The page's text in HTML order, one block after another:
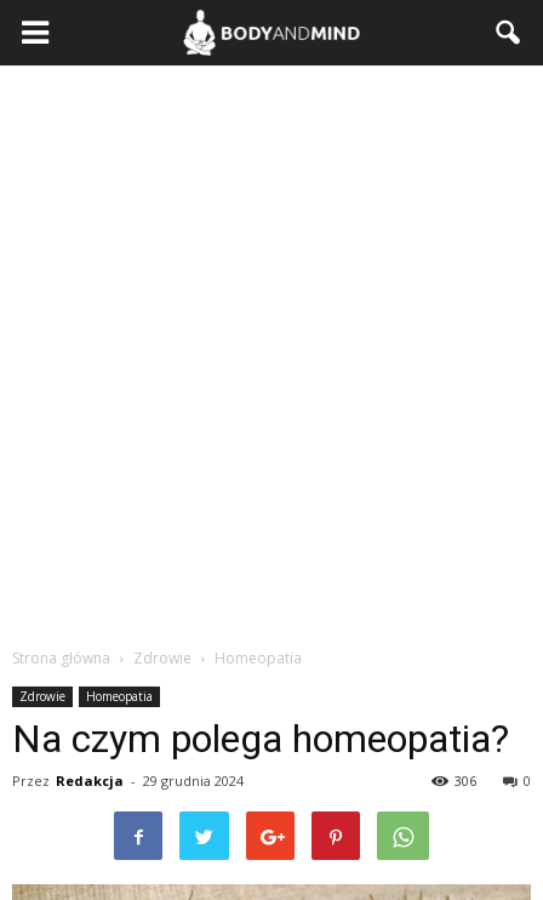
BodyAndMind.pl
Strona główna Zdrowie Homeopatia
Zdrowie Homeopatia
Na czym polega homeopatia?
Przez Redakcja - 29 grudnia 2024 0
306